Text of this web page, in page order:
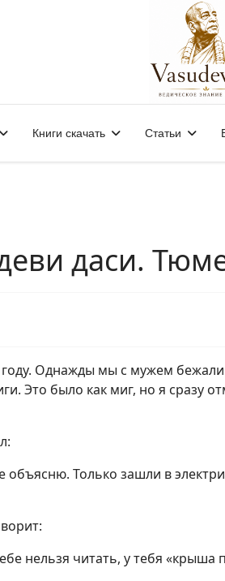
Книги скачать Статьи
даси.
Однажды мы с мужем бежали
Это было как миг, но я сразу
Только зашли в
нельзя читать, у тебя «крыша